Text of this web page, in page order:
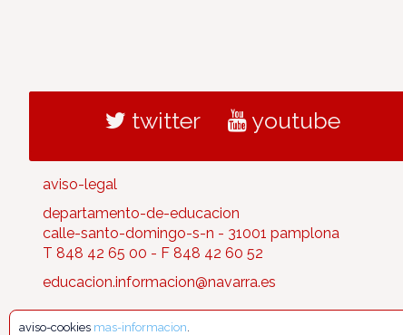
twitter youtube
aviso-legal
departamento-de-educacion
calle-santo-domingo-s-n - 31001 pamplona
T 848 42 65 00 - F 848 42 60 52
educacion.informacion@navarra.es
aviso-cookies mas-informacion.